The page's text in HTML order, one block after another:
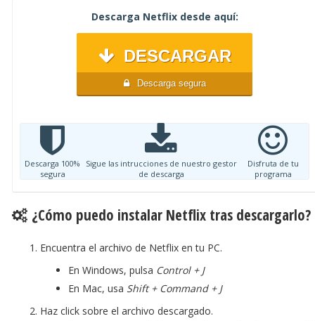
Descarga Netflix desde aquí:
DESCARGAR
Descarga segura
Descarga 100%
segura
Sigue las intrucciones de nuestro gestor
de descarga
Disfruta de tu
programa
¿Cómo puedo instalar Netflix tras descargarlo?
Encuentra el archivo de Netflix en tu PC.
En Windows, pulsa Control + J
En Mac, usa Shift + Command + J
Haz click sobre el archivo descargado.